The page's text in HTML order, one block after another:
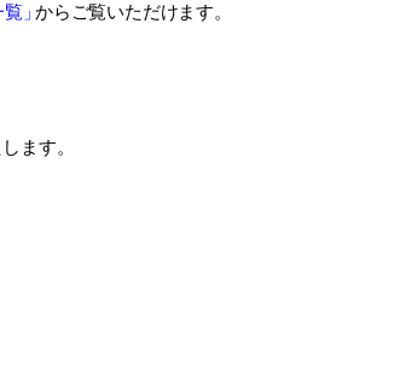
覧」 からご覧いただけます。
ます。